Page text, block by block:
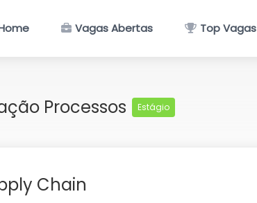
Vagas Abertas Top Vagas
Processos Estágio
Chain